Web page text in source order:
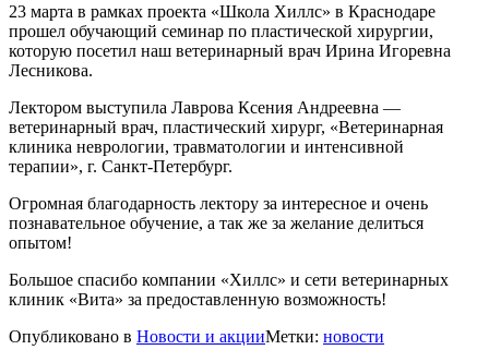
23 марта в рамках проекта «Школа Хиллс» в Краснодаре
прошел обучающий семинар по пластической хирургии,
которую посетил наш ветеринарный врач Ирина Игоревна
Лесникова.
Лектором выступила Лаврова Ксения Андреевна —
ветеринарный врач, пластический хирург, «Ветеринарная
клиника неврологии, травматологии и интенсивной
терапии», г. Санкт-Петербург.
Огромная благодарность лектору за интересное и очень
познавательное обучение, а так же за желание делиться
опытом!
Большое спасибо компании «Хиллс» и сети ветеринарных
клиник «Вита» за предоставленную возможность!
Опубликовано в Новости и акцииМетки: новости